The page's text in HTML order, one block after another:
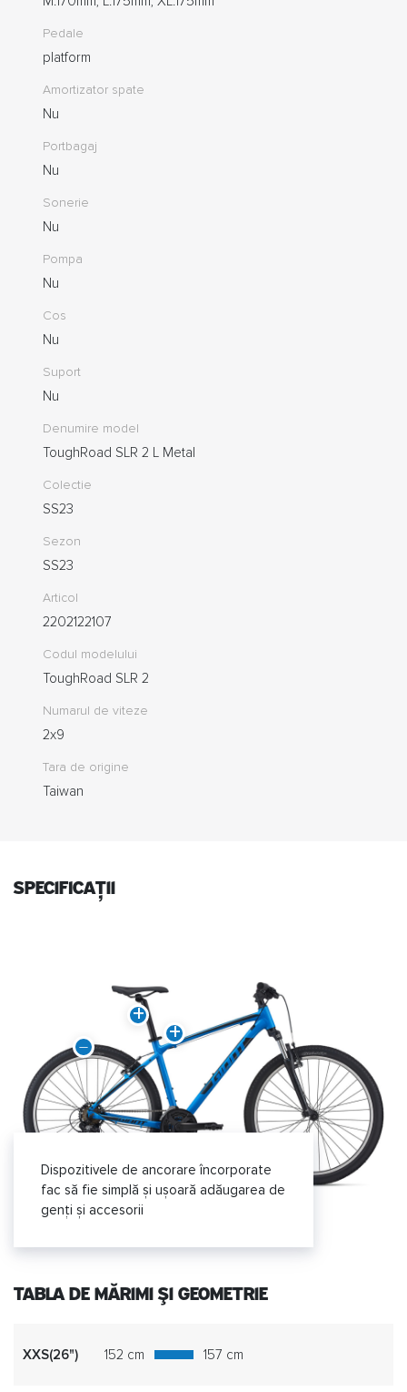
Pedale
platform
Amortizator spate
Nu
Portbagaj
Nu
Sonerie
Nu
Pompa
Nu
Cos
Nu
Suport
Nu
Denumire model
ToughRoad SLR 2 L Metal
Colectie
SS23
Sezon
SS23
Articol
2202122107
Codul modelului
ToughRoad SLR 2
Numarul de viteze
2x9
Tara de origine
Taiwan
specificații
Dispozitivele de ancorare încorporate
fac să fie simplă și ușoară adăugarea de
genți și accesorii
TABLA DE MĂRIMI ȘI GEOMETRIE
XXS(26") 152 cm 157 cm